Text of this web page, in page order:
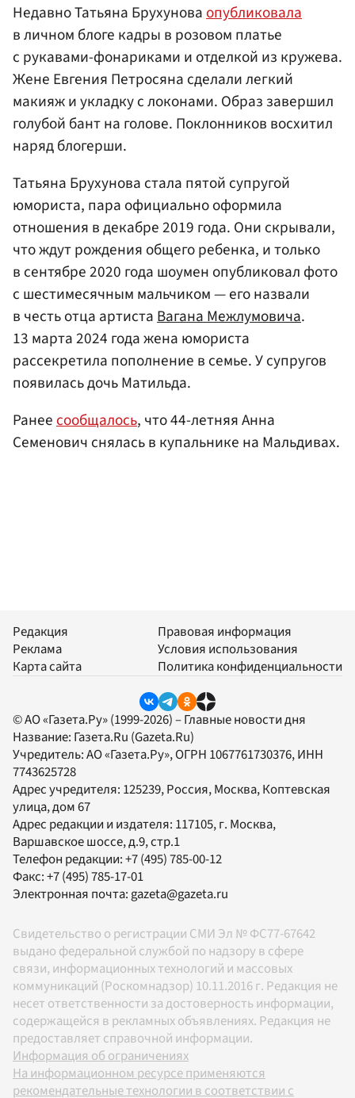
Недавно Татьяна Брухуноваопубликовала
в личном блоге кадры в розовом платье
с рукавами-фонариками и отделкой из кружева.
Жене Евгения Петросяна сделали легкий
макияж и укладку с локонами. Образ завершил
голубой бант на голове. Поклонников восхитил
наряд блогерши.
Татьяна Брухунова стала пятой супругой
юмориста, пара официально оформила
отношения в декабре 2019 года. Они скрывали,
что ждут рождения общего ребенка, и только
в сентябре 2020 года шоумен опубликовал фото
с шестимесячным мальчиком — его назвали
в честь отца артистаВагана Межлумовича.
13 марта 2024 года жена юмориста
рассекретила пополнение в семье. У супругов
появилась дочь Матильда.
Ранеесообщалось, что 44-летняя Анна
Семенович снялась в купальнике на Мальдивах.
Редакция
Реклама
Карта сайта
Правовая информация
Условия использования
Политика конфиденциальности
© АО «Газета.Ру» (1999-2026) – Главные новости дня
Название: Газета.Ru (Gazeta.Ru)
Учредитель:АО «Газета.Ру», ОГРН 1067761730376, ИНН
7743625728
Адрес учредителя: 125239, Россия, Москва, Коптевская
улица, дом 67
Адрес редакции и издателя: 117105, г. Москва,
Варшавское шоссе, д.9, стр.1
Телефон редакции:+7 (495) 785-00-12
Факс:+7 (495) 785-17-01
Электронная почта: gazeta@gazeta.ru
Свидетельство о регистрации СМИ Эл № ФС77-67642
выдано федеральной службой по надзору в сфере
связи, информационных технологий и массовых
коммуникаций (Роскомнадзор) 10.11.2016 г. Редакция не
несет ответственности за достоверность информации,
содержащейся в рекламных объявлениях. Редакция не
предоставляет справочной информации.
Информация об ограничениях
На информационном ресурсе применяются
рекомендательные технологии в соответствии с